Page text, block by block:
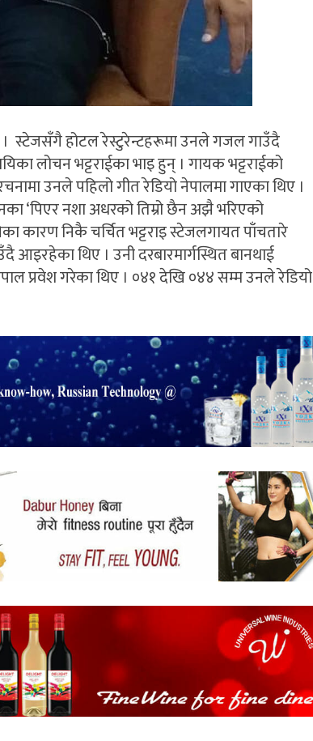
। स्टेजसँगै होटल रेस्टुरेन्टहरूमा उनले गजल गाउँदै
लोचन भट्टराईका भाइ हुन् । गायक भट्टराईको
उनले पहिलो गीत रेडियो नेपालमा गाएका थिए ।
‘पिएर नशा अधरको तिम्रो छैन अझै भरिएको
कारण निकै चर्चित भट्टराइ स्टेजलगायत पाँचतारे
आइरहेका थिए । उनी दरबारमार्गस्थित बानथाई
प्रवेश गरेका थिए । ०४१ देखि ०४४ सम्म उनले रेडियो